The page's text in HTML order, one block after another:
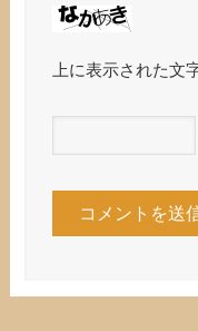
上に表示された文